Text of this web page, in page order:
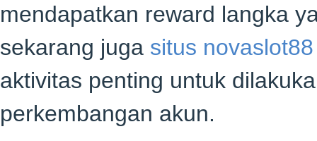
mendapatkan reward langka
sekarang juga situs
aktivitas penting untuk
perkembangan akun.